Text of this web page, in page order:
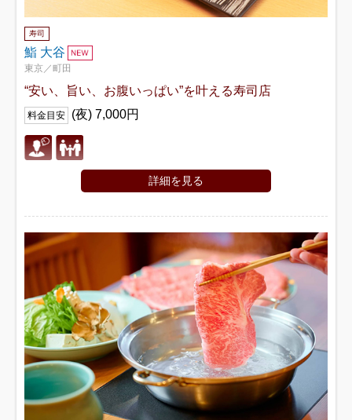
寿司
鮨 大谷
東京／町田
“安い、旨い、お腹いっぱい”を叶える寿司店
料金目安 (夜) 7,000円
詳細を見る